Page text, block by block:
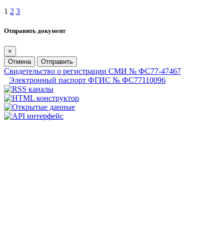
1 2 3
Отправить документ
×
Отмена
Отправить
Свидетельство о регистрации СМИ № ФС77-47467
Электронный паспорт ФГИС № ФС77110096